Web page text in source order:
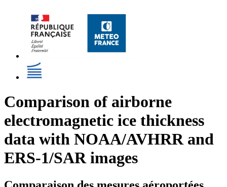
Comparison of airborne
electromagnetic ice thickness
data with NOAA/AVHRR and
ERS-1/SAR images